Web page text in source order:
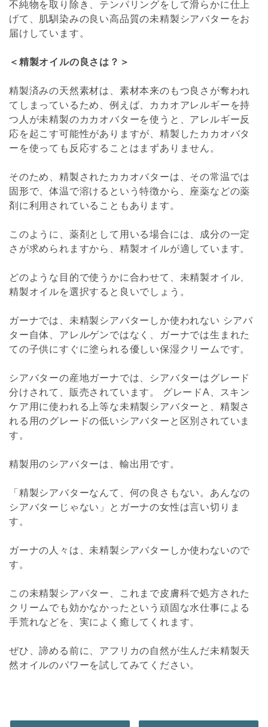
不純物を取り除き、テンパリングをして滑らかに仕上
げて、肌馴染みの良い高品質の未精製シアバターをお
届けしています。
＜精製オイルの良さは？＞
精製済みの天然素材は、素材本来のもつ良さが奪われ
てしまっているため、例えば、カカオアレルギーを持
つ人が未精製のカカオバターを使うと、アレルギー反
応を起こす可能性がありますが、精製したカカオバタ
ーを使っても反応することはまずありません。
そのため、精製されたカカオバターは、その常温では
固形で、体温で溶けるという特徴から、座薬などの薬
剤に利用されていることもあります。
このように、薬剤として用いる場合には、成分の一定
さが求められますから、精製オイルが適しています。
どのような目的で使うかに合わせて、未精製オイル、
精製オイルを選択すると良いでしょう。
ガーナでは、未精製シアバターしか使われない シアバ
ター自体、アレルゲンではなく、ガーナでは生まれた
ての子供にすぐに塗られる優しい保湿クリームです。
シアバターの産地ガーナでは、シアバターはグレード
分けされて、販売されています。 グレードA、スキン
ケア用に使われる上等な未精製シアバターと、精製さ
れる用のグレードの低いシアバターと区別されていま
す。
精製用のシアバターは、輸出用です。
「精製シアバターなんて、何の良さもない。あんなの
シアバターじゃない」とガーナの女性は言い切りま
す。
ガーナの人々は、未精製シアバターしか使わないので
す。
この未精製シアバター、これまで皮膚科で処方された
クリームでも効かなかったという頑固な水仕事による
手荒れなどを、実によく癒してくれます。
ぜひ、諦める前に、アフリカの自然が生んだ未精製天
然オイルのパワーを試してみてください。